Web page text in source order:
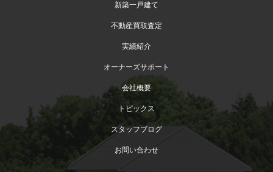
新築一戸建て
不動産買取査定
実績紹介
オーナーズサポート
会社概要
トピックス
スタッフブログ
お問い合わせ